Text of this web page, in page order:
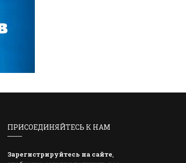
ПРИСОЕДИНЯЙТЕСЬ К НАМ
Зарегистрируйтесь на сайте,